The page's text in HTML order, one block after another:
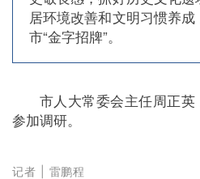
居环境改善和文明习惯养
市“金字招牌”。
市人大常委会主任周正
参加调研。
记者 | 雷鹏程